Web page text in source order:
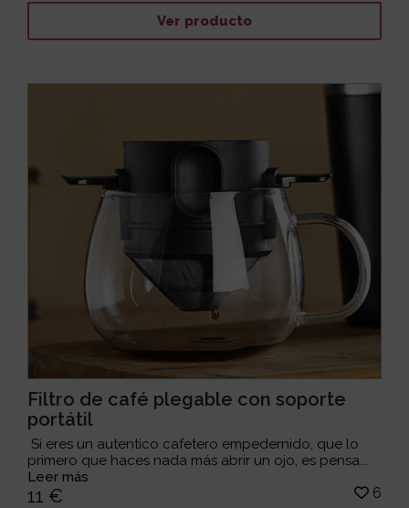
Ver producto
Filtro de café plegable con soporte
portátil
Si eres un autentico cafetero empedernido, que lo
primero que haces nada más abrir un ojo, es pensa...
Leer más
11 € 6